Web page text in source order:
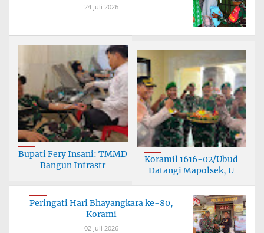
24 Juli 2026
Bupati Fery Insani: TMMD
Bangun Infrastr
Koramil 1616-02/Ubud
Datangi Mapolsek, U
Peringati Hari Bhayangkara ke-80,
Korami
02 Juli 2026